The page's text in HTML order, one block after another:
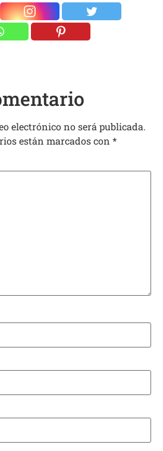
electrónico no será publicada.
están marcados con *